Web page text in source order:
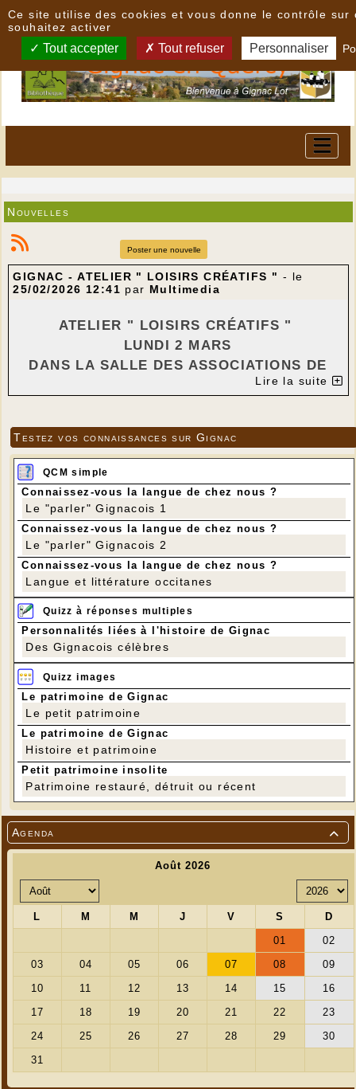

Agenda
Nouvelles
Poster une nouvelle
GIGNAC - ATELIER " LOISIRS CRÉATIFS " - le
25/02/2026 12:41 par Multimedia
ATELIER " LOISIRS CRÉATIFS "
LUNDI 2 MARS
DANS LA SALLE DES ASSOCIATIONS DE
Atelier autour du papier, petit train et ses
wagonnets.
Vous aurez besoin d’une règle, un crayon à
papier, des ciseaux, de la colle en tube, un
pistolet à colle chaude transparente et des
piques à brochette rondes pas trop fines.
Je vous demanderai de préparer quelques tubes
de papier à la maison.
Ci-après, une notice explicative qui vous
montre comment faire les tubes de papier
journal ou de feuilles de magazine
Il vous faudra au moins 30 tubes « fins » et 16
tubes plus gros. S’il vous reste des pages de
votre magazine ou journal, portez les svp.
Pour les horaires, rien de changé : 9h15/12h
puis 14h/17h ou les deux. Possibilité de pique-
niquer sur place.
Sylvie CARDOSO
Lire la suite
Testez vos connaissances sur Gignac
QCM simple
Connaissez-vous la langue de chez nous ?
Le "parler" Gignacois 1
Connaissez-vous la langue de chez nous ?
Le "parler" Gignacois 2
Connaissez-vous la langue de chez nous ?
Langue et littérature occitanes
Quizz à réponses multiples
Personnalités liées à l'histoire de Gignac
Des Gignacois célèbres
Quizz images
Le patrimoine de Gignac
Le petit patrimoine
Le patrimoine de Gignac
Histoire et patrimoine
Petit patrimoine insolite
Patrimoine restauré, détruit ou récent
Ce site utilise des cookies et vous donne le contrôle sur
souhaitez activer
Tout accepter Tout refuser Personnaliser